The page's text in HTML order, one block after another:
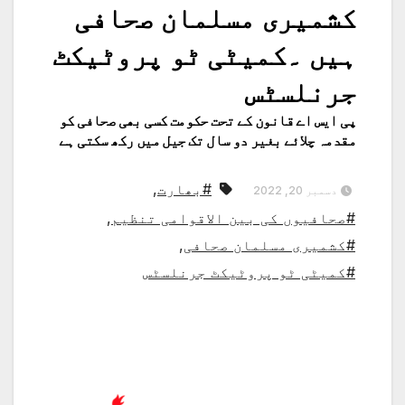
کشمیری مسلمان صحافی
ہیں ۔کمیٹی ٹو پروٹیکٹ
جرنلسٹس
پی ایس اے قانون کے تحت حکومت کسی بھی صحافی کو
مقدمہ چلائے بغیر دو سال تک جیل میں رکھ سکتی ہے
دسمبر 20, 2022 #بھارت,
#صحافیوں کی بین الاقوامی تنظیم ,
#کشمیری مسلمان صحافی,
#کمیٹی ٹو پروٹیکٹ جرنلسٹس